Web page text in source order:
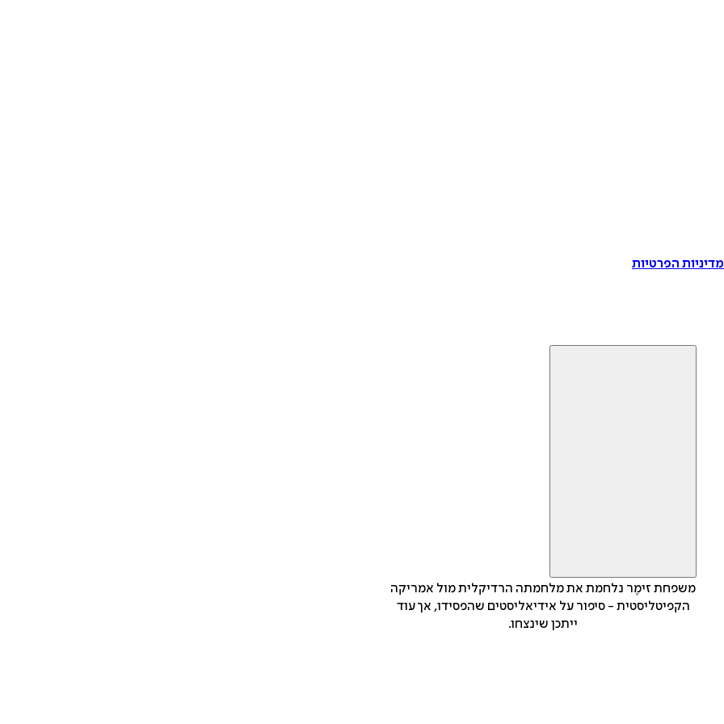
הפרטיות
משפחת זימֶר נלחמת את מלחמתה הרדיקלית מול אמריקה
הקפיטליסטית - סיפור על אידיאליסטים שהפסידו, אך עוד
ייתכן שינצחו.